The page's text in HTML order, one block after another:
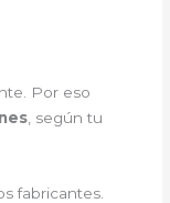
Por eso
, según tu
fabricantes.